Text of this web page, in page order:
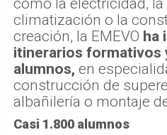
como la electricidad,
climatización o la
creación, la EMEVO ha
itinerarios formativos
alumnos, en
construcción de
albañilería o montaje
Casi 1.800 alumnos